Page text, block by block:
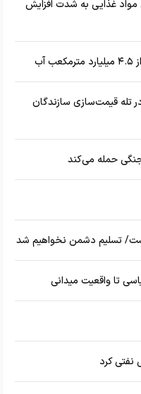
غذایی به شدت افزایش
تله قیمت‌سازی سازندگان
تسلیم دشمن نخواهیم شد
تا واقعیت میدانی
نفتی کرد